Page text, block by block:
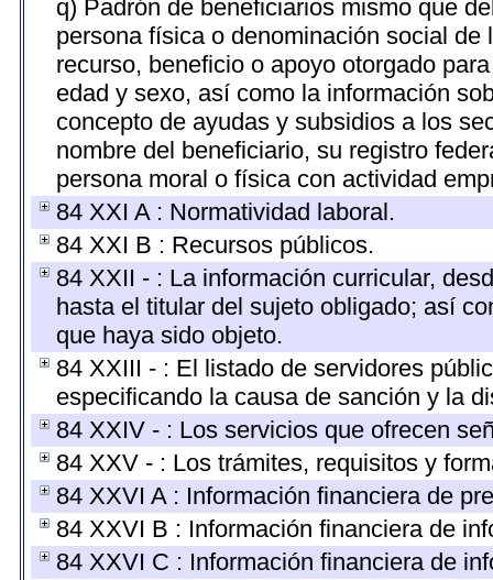
q) Padrón de beneficiarios mismo que
persona física o denominación social
recurso, beneficio o apoyo otorgado
edad y sexo, así como la información
concepto de ayudas y subsidios a los
nombre del beneficiario, su registro
persona moral o física con actividad
84 XXI A : Normatividad laboral.
84 XXI B : Recursos públicos.
84 XXII - : La información curricular,
hasta el titular del sujeto obligado; así
que haya sido objeto.
84 XXIII - : El listado de servidores
especificando la causa de sanción y la
84 XXIV - : Los servicios que ofrecen
84 XXV - : Los trámites, requisitos y
84 XXVI A : Información financiera de
84 XXVI B : Información financiera de
84 XXVI C : Información financiera de